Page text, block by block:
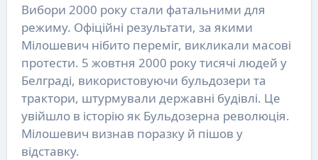
Вибори 2000 року стали фатальними для
режиму. Офіційні результати, за якими
Мілошевич нібито переміг, викликали масові
протести. 5 жовтня 2000 року тисячі людей у
Белграді, використовуючи бульдозери та
трактори, штурмували державні будівлі. Це
увійшло в історію як Бульдозерна революція.
Мілошевич визнав поразку й пішов у
відставку.